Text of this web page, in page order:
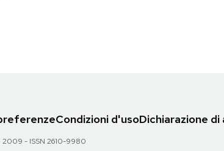
Condizioni d'usoDichiarazione
2009 - ISSN 2610-9980